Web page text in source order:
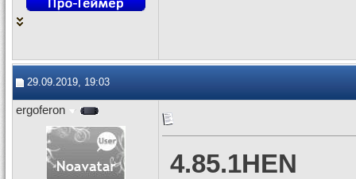
29.09.2019, 19:03
ergoferon
4.85.1HEN